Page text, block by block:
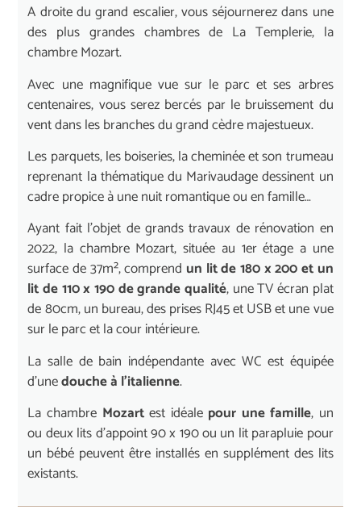
A droite du grand escalier, vous séjournerez dans une
des plus grandes chambres de La Templerie, la
chambre Mozart.
Avec une magnifique vue sur le parc et ses arbres
centenaires, vous serez bercés par le bruissement du
vent dans les branches du grand cèdre majestueux.
Les parquets, les boiseries, la cheminée et son trumeau
reprenant la thématique du Marivaudage dessinent un
cadre propice à une nuit romantique ou en famille…
Ayant fait l’objet de grands travaux de rénovation en
2022, la chambre Mozart, située au 1erétage a une
surface de 37m², comprend un lit de 180 x 200 et un
lit de 110 x 190 de grande qualité, une TV écran plat
de 80cm, un bureau, des prises RJ45 et USB et une vue
sur le parc et la cour intérieure.
La salle de bain indépendante avec WC est équipée
d’unedouche à l’italienne.
La chambre Mozartest idéale pour une famille, un
ou deux lits d’appoint 90 x 190 ou un lit parapluie pour
un bébé peuvent être installés en supplément des lits
existants.